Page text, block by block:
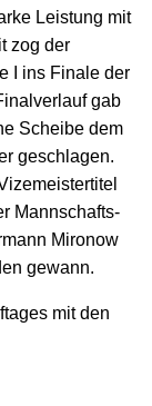
Leistung mit
zog der
I ins Finale der
gab
Scheibe dem
geschlagen.
Mannschafts-
Mironow
gewann.
mit den